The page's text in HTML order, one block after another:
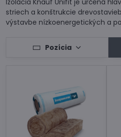
Izolácia Knauf Unifit je určená
striech a konštrukcie
výstavbe nízkoenergetických a
Pozícia